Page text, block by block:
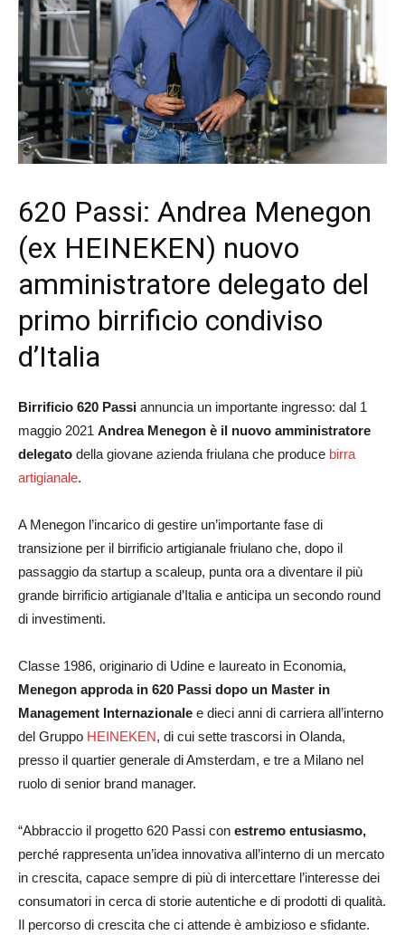
620 Passi: Andrea Menegon
(ex HEINEKEN) nuovo
amministratore delegato del
primo birrificio condiviso
d’Italia
Birrificio 620 Passi annuncia un importante ingresso: dal 1
maggio 2021 Andrea Menegon è il nuovo amministratore
delegato della giovane azienda friulana che produce birra
artigianale.
A Menegon l’incarico di gestire un’importante fase di
transizione per il birrificio artigianale friulano che, dopo il
passaggio da startup a scaleup, punta ora a diventare il più
grande birrificio artigianale d’Italia e anticipa un secondo round
di investimenti.
Classe 1986, originario di Udine e laureato in Economia,
Menegon approda in 620 Passi dopo un Master in
Management Internazionale e dieci anni di carriera all’interno
del Gruppo HEINEKEN, di cui sette trascorsi in Olanda,
presso il quartier generale di Amsterdam, e tre a Milano nel
ruolo di senior brand manager.
“Abbraccio il progetto 620 Passi con estremo entusiasmo,
perché rappresenta un’idea innovativa all’interno di un mercato
in crescita, capace sempre di più di intercettare l’interesse dei
consumatori in cerca di storie autentiche e di prodotti di qualità.
Il percorso di crescita che ci attende è ambizioso e sfidante.